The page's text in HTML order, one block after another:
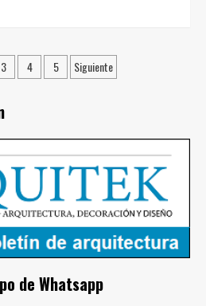
3 4 5 Siguiente
de Whatsapp